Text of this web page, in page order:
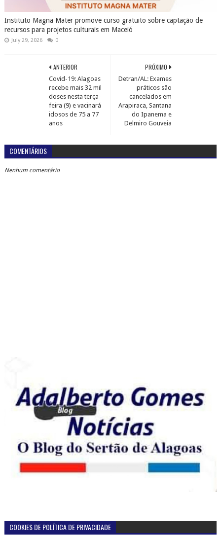
Instituto Magna Mater promove curso gratuito sobre captação de
recursos para projetos culturais em Maceió
July 29, 2026 0
PRÓXIMO
Detran/AL: Exames
práticos são
cancelados em
Arapiraca, Santana
do Ipanema e
Delmiro Gouveia
ANTERIOR
Covid-19: Alagoas
recebe mais 32 mil
doses nesta terça-
feira (9) e vacinará
idosos de 75 a 77
anos
COMENTÁRIOS
Nenhum comentário
COOKIES DE POLÍTICA DE PRIVACIDADE